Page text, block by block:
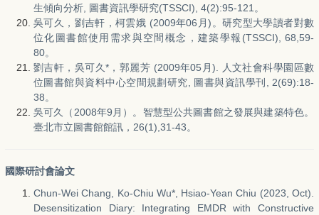
生傾向分析, 圖書資訊學研究(TSSCI), 4(2):95-121。
吳可久，劉吉軒，柯雲娥 (2009年06月)。研究型大學讀者對數
位化圖書館使用需求與空間概念，建築學報(TSSCI), 68,59-
80。
劉吉軒，吳可久*，郭麗芳 (2009年05月). 人文社會科學園區數
位圖書館與資料中心空間規劃研究, 圖書與資訊學刊, 2(69):18-
38。
吳可久（2008年9月）。智慧型公共圖書館之發展與建築特色。
臺北市立圖書館館訊，26(1),31-43。
國際研討會論文
Chun-Wei Chang, Ko-Chiu Wu*, Hsiao-Yean Chiu (2023, Oct).
Desensitization Diary: Integrating EMDR with Constructive